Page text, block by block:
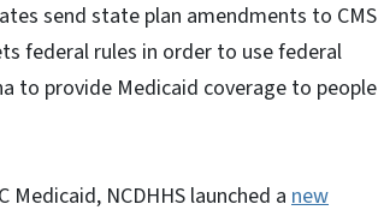
send state plan amendments to CMS
federal rules in order to use federal
to provide Medicaid coverage to people
NCDHHS launched a new